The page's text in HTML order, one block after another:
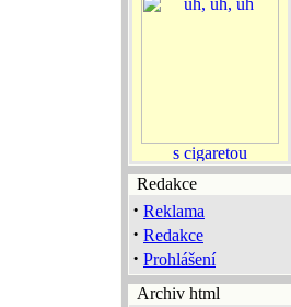
Redakce
· Reklama
· Redakce
· Prohlášení
Archiv html